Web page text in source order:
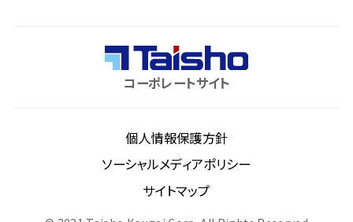
コーポレートサイト
個人情報保護方針
ソーシャルメディアポリシー
サイトマップ